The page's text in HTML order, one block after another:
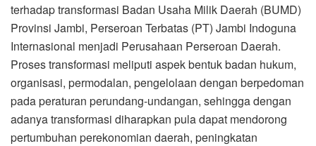
terhadap transformasi Badan Usaha Milik Daerah (BUMD)
Provinsi Jambi, Perseroan Terbatas (PT) Jambi Indoguna
Internasional menjadi Perusahaan Perseroan Daerah.
Proses transformasi meliputi aspek bentuk badan hukum,
organisasi, permodalan, pengelolaan dengan berpedoman
pada peraturan perundang-undangan, sehingga dengan
adanya transformasi diharapkan pula dapat mendorong
pertumbuhan perekonomian daerah, peningkatan